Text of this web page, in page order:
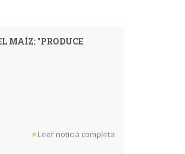
MAÍZ: "PRODUCE
Leer noticia completa